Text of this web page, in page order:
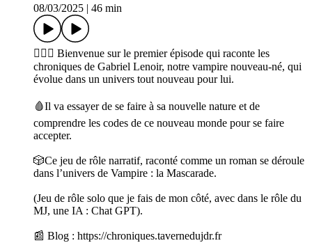
08/03/2025
46 min
🧛🏻‍♂️ Bienvenue sur le premier épisode qui raconte les
chroniques de Gabriel Lenoir, notre vampire nouveau-né, qui
évolue dans un univers tout nouveau pour lui.
🩸Il va essayer de se faire à sa nouvelle nature et de
comprendre les codes de ce nouveau monde pour se faire
accepter.
🎲Ce jeu de rôle narratif, raconté comme un roman se déroule
dans l’univers de Vampire : la Mascarade.
(Jeu de rôle solo que je fais de mon côté, avec dans le rôle du
MJ, une IA : Chat GPT).
📰 Blog : https://chroniques.tavernedujdr.fr